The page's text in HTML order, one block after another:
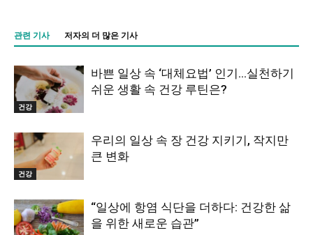
관련 기사 저자의 더 많은 기사
건강
바쁜 일상 속 ‘대체요법’ 인기…실천하기
쉬운 생활 속 건강 루틴은?
건강
우리의 일상 속 장 건강 지키기, 작지만
큰 변화
“일상에 항염 식단을 더하다: 건강한 삶
을 위한 새로운 습관”